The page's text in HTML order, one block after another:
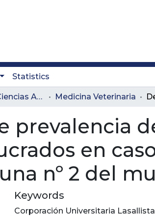
Statistics
Facultad de Ciencias Administrativas y Agropecuarias Medicina Veterinaria
prevalencia
en
nº 2 del
Keywords
Corporación Universitaria Lasallista